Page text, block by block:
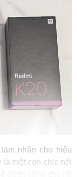
nhân cho hiệu
là một con chip nổi